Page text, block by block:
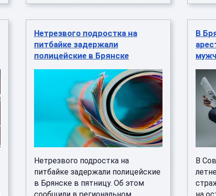
Нетрезвого подростка на
питбайке задержали
полицейские в Брянске
Нетрезвого подростка на
питбайке задержали полицейские
в Брянске в пятницу. Об этом
В
В